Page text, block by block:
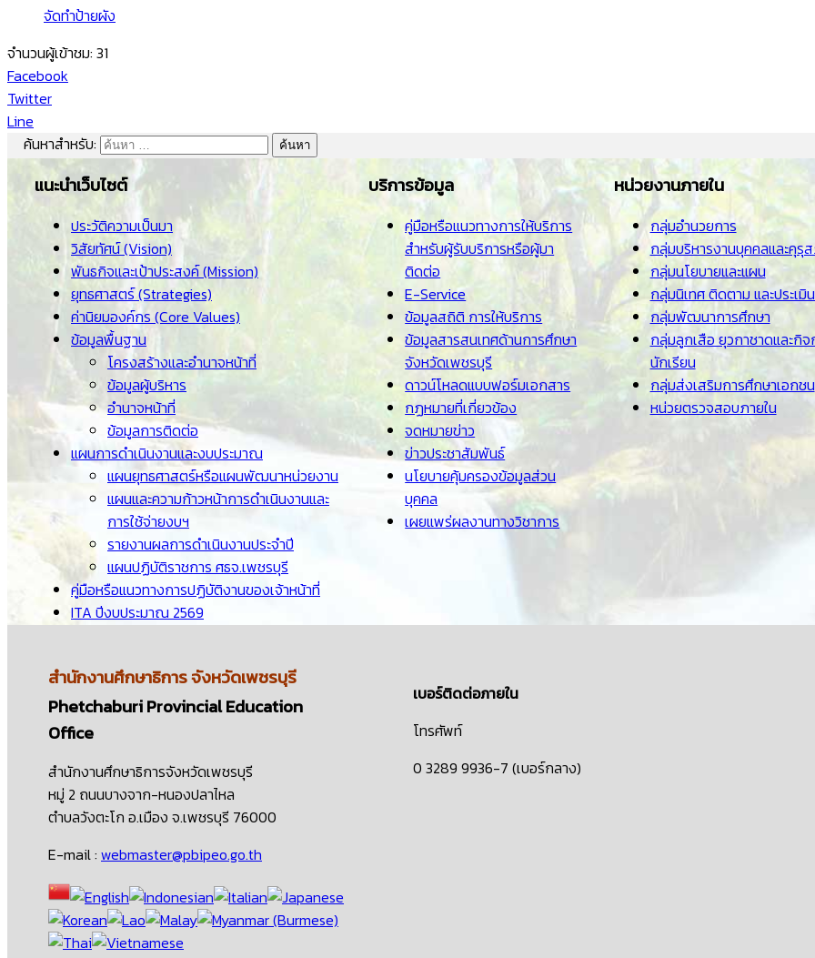
จัดทำป้ายผัง
จำนวนผู้เข้าชม: 31
Facebook
Twitter
Line
ค้นหาสำหรับ:
แนะนำเว็บไซต์
ประวัติความเป็นมา
วิสัยทัศน์ (Vision)
พันธกิจและเป้าประสงค์ (Mission)
ยุทธศาสตร์ (Strategies)
ค่านิยมองค์กร (Core Values)
ข้อมูลพื้นฐาน
โครงสร้างและอำนาจหน้าที่
ข้อมูลผู้บริหาร
อำนาจหน้าที่
ข้อมูลการติดต่อ
แผนการดำเนินงานและงบประมาณ
แผนยุทธศาสตร์หรือแผนพัฒนาหน่วยงาน
แผนและความก้าวหน้าการดำเนินงานและ
การใช้จ่ายงบฯ
รายงานผลการดำเนินงานประจำปี
แผนปฏิบัติราชการ ศธจ.เพชรบุรี
คู่มือหรือแนวทางการปฏิบัติงานของเจ้าหน้าที่
ITA ปีงบประมาณ 2569
บริการข้อมูล
คู่มือหรือแนวทางการให้บริการ
สำหรับผู้รับบริการหรือผู้มา
ติดต่อ
E-Service
ข้อมูลสถิติ การให้บริการ
ข้อมูลสารสนเทศด้านการศึกษา
จังหวัดเพชรบุรี
ดาวน์โหลดแบบฟอร์มเอกสาร
กฏหมายที่เกี่ยวข้อง
จดหมายข่าว
ข่าวประชาสัมพันธ์
นโยบายคุ้มครองข้อมูลส่วน
บุคคล
เผยแพร่ผลงานทางวิชาการ
หน่วยงานภายใน
กลุ่มอำนวยการ
กลุ่มบริหารงานบุคคลและคุรุ
กลุ่มนโยบายและแผน
กลุ่มนิเทศ ติดตาม และประเมิ
กลุ่มพัฒนาการศึกษา
กลุ่มลูกเสือ ยุวกาชาดและกิจ
นักเรียน
กลุ่มส่งเสริมการศึกษาเอกชน
หน่วยตรวจสอบภายใน
สำนักงานศึกษาธิการจังหวัดเพชรบุรี
Phetchaburi Provincial Education
Office
สำนักงานศึกษาธิการจังหวัดเพชรบุรี
หมู่ 2 ถนนบางจาก-หนองปลาไหล
ตำบลวังตะโก อ.เมือง จ.เพชรบุรี 76000
E-mail : webmaster@pbipeo.go.th
เบอร์ติดต่อภายใน
โทรศัพท์
0 3289 9936-7 (เบอร์กลาง)